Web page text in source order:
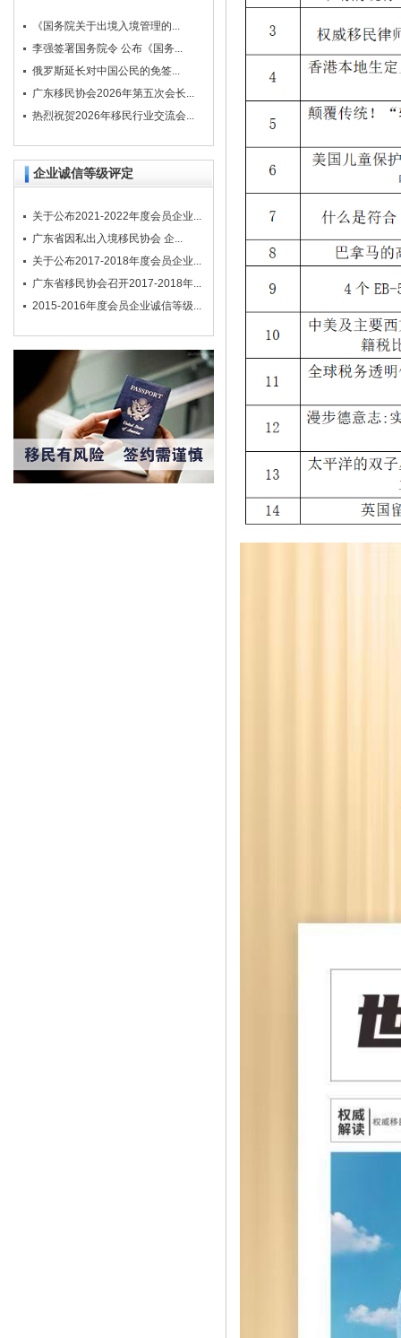
《国务院关于出境入境管理的...
李强签署国务院令 公布《国务...
俄罗斯延长对中国公民的免签...
广东移民协会2026年第五次会长...
热烈祝贺2026年移民行业交流会...
企业诚信等级评定
关于公布2021-2022年度会员企业...
广东省因私出入境移民协会 企...
关于公布2017-2018年度会员企业...
广东省移民协会召开2017-2018年...
2015-2016年度会员企业诚信等级...